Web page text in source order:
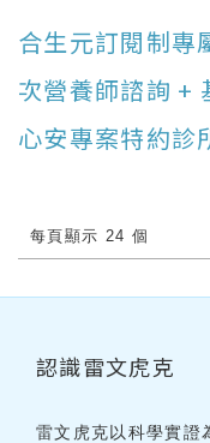
合生元訂閱制專
次營養師諮詢 +
心安專案特約診
每頁顯示 24 個
認識雷文虎克
雷文虎克以科學實證